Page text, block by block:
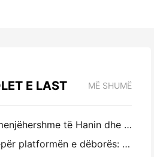
E LAST MË SHUMË
Kamerat e menjëhershme të Hanin dhe Printuesit Portueshëm të fotografive tërheqin interes të fortë në IEAE Shenzhen 2026
Udhëtimi nëpër platformën e dëborës: Hanin sjell programe arsimore fotografike për fëmijët në Qamdo